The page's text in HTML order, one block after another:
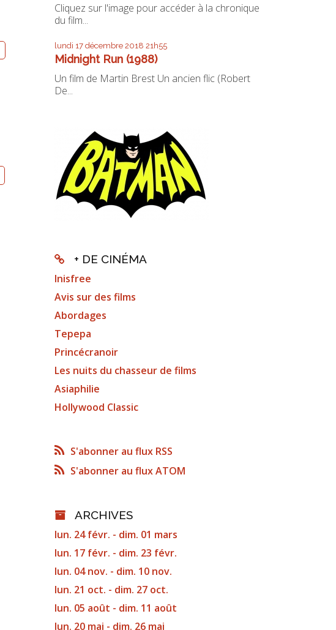
Cliquez sur l'image pour accéder à la chronique
du film...
lundi 17 décembre 2018 21h55
Midnight Run (1988)
Un film de Martin Brest Un ancien flic (Robert
De...
+ DE CINÉMA
Inisfree
Avis sur des films
Abordages
Tepepa
Princécranoir
Les nuits du chasseur de films
Asiaphilie
Hollywood Classic
S'abonner au flux RSS
S'abonner au flux ATOM
ARCHIVES
lun. 24 févr. - dim. 01 mars
lun. 17 févr. - dim. 23 févr.
lun. 04 nov. - dim. 10 nov.
lun. 21 oct. - dim. 27 oct.
lun. 05 août - dim. 11 août
lun. 20 mai - dim. 26 mai